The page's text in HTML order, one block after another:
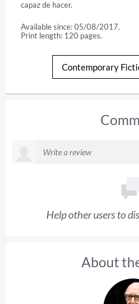
capaz de hacer.
Available since: 05/08/2017.
Print length: 120 pages.
Contemporary
Help other users to
About